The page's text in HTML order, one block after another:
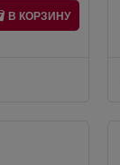
В КОРЗИНУ